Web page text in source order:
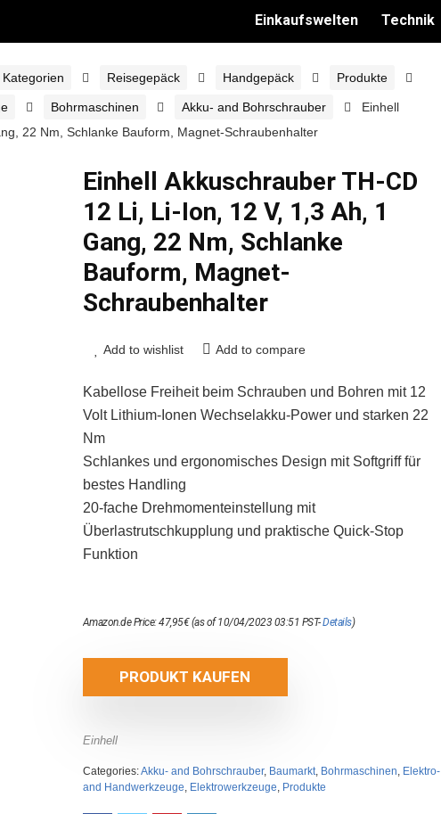
Einkaufswelten Technik
Kategorien Reisegepäck Handgepäck Produkte
Bohrmaschinen Akku- and Bohrschrauber
Einhell
22 Nm, Schlanke Bauform, Magnet-Schraubenhalter
Einhell Akkuschrauber TH-CD
12 Li, Li-Ion, 12 V, 1,3 Ah, 1
Gang, 22 Nm, Schlanke
Bauform, Magnet-
Schraubenhalter
Add to wishlist Add to compare
Kabellose Freiheit beim Schrauben und Bohren mit 12
Volt Lithium-Ionen Wechselakku-Power und starken 22
Nm
Schlankes und ergonomisches Design mit Softgriff für
bestes Handling
20-fache Drehmomenteinstellung mit
Überlastrutschkupplung und praktische Quick-Stop
Funktion
Amazon.de Price:47,95€(as of 10/04/2023 03:51 PST-Details)
PRODUKT KAUFEN
Einhell
Categories:Akku- and Bohrschrauber, Baumarkt, Bohrmaschinen, Elektro-
and Handwerkzeuge, Elektrowerkzeuge, Produkte